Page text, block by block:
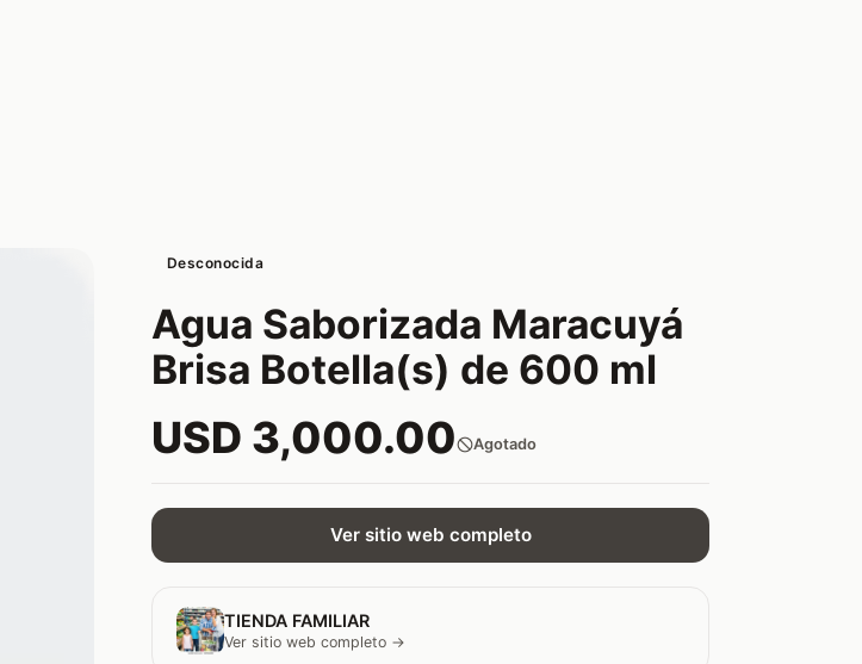
Desconocida
Agua Saborizada Maracuyá
Brisa Botella(s) de 600 ml
USD 3,000.00 Agotado
Ver sitio web completo
TIENDA FAMILIAR
Ver sitio web completo →